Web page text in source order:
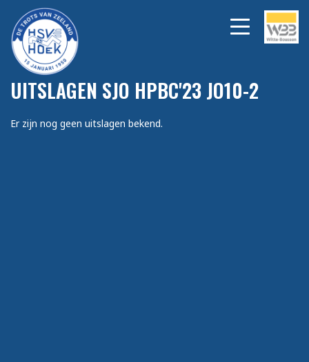
UITSLAGEN SJO HPBC'23 JO10-2
Er zijn nog geen uitslagen bekend.